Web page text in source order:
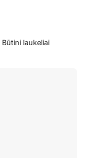
Būtini laukeliai